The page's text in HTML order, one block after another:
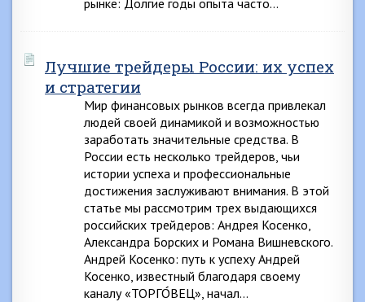
рынке: Долгие годы опыта часто…
Лучшие трейдеры России: их успех
и стратегии
Мир финансовых рынков всегда привлекал
людей своей динамикой и возможностью
заработать значительные средства. В
России есть несколько трейдеров, чьи
истории успеха и профессиональные
достижения заслуживают внимания. В этой
статье мы рассмотрим трех выдающихся
российских трейдеров: Андрея Косенко,
Александра Борских и Романа Вишневского.
Андрей Косенко: путь к успеху Андрей
Косенко, известный благодаря своему
каналу «ТОРГО́ВЕЦ», начал…